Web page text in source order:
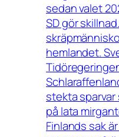
sedan valet
SD gör
hemlandet.
stekta sparvar
på lata
Finlands sak